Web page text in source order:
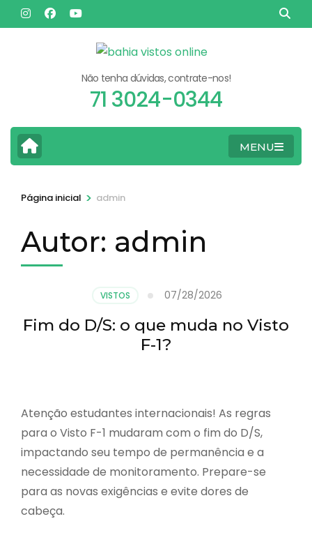
Pular
para
Não tenha dúvidas, contrate-nos!
71 3024-0344
MENU
Página inicial > admin
Autor: admin
VISTOS 07/28/2026
Fim do D/S: o que muda no Visto
F-1?
Atenção estudantes internacionais! As regras
para o Visto F-1 mudaram com o fim do D/S,
impactando seu tempo de permanência e a
necessidade de monitoramento. Prepare-se
para as novas exigências e evite dores de
cabeça.